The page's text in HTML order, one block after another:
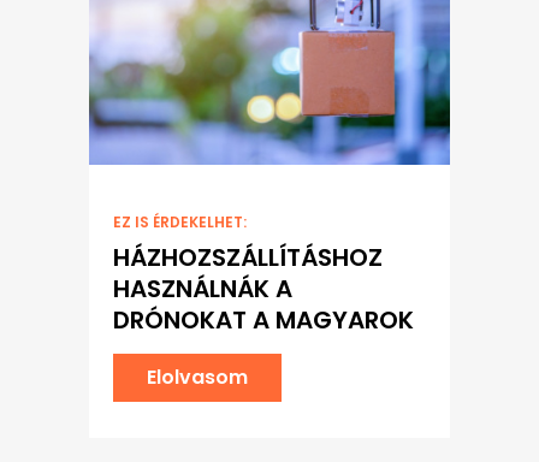
EZ IS ÉRDEKELHET:
HÁZHOZSZÁLLÍTÁSHOZ
HASZNÁLNÁK A
DRÓNOKAT A MAGYAROK
Elolvasom